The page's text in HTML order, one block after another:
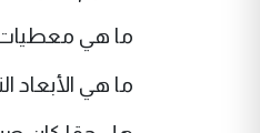
ما هي معطيات
ما هي الأبعاد